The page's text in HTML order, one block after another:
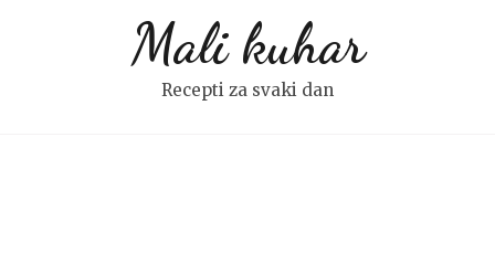
Mali kuhar
Recepti za svaki dan